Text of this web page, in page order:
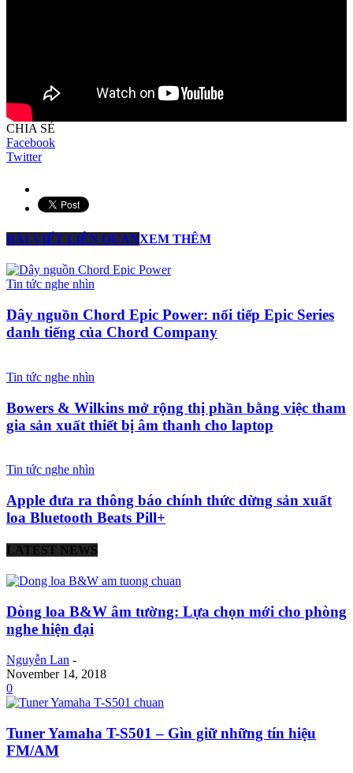
CHIA SẺ
Facebook
Twitter
BÀI VIẾT LIÊN QUANXEM THÊM
Tin tức nghe nhìn
Dây nguồn Chord Epic Power: nối tiếp Epic Series
danh tiếng của Chord Company
Tin tức nghe nhìn
Bowers & Wilkins mở rộng thị phần bằng việc tham
gia sản xuất thiết bị âm thanh cho laptop
Tin tức nghe nhìn
Apple đưa ra thông báo chính thức dừng sản xuất
loa Bluetooth Beats Pill+
LATEST NEWS
Dòng loa B&W âm tường: Lựa chọn mới cho phòng
nghe hiện đại
Nguyễn Lan -
November 14, 2018
0
Tuner Yamaha T-S501 – Gìn giữ những tín hiệu
FM/AM